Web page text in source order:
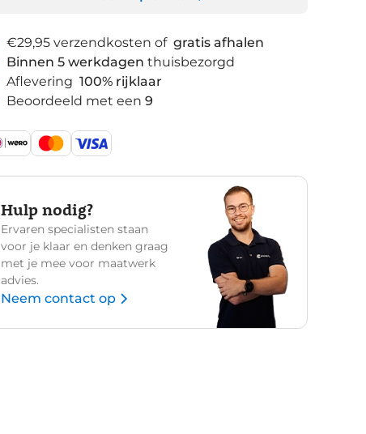
€29,95 verzendkosten of gratis afhalen
Binnen 5 werkdagen thuisbezorgd
Aflevering 100% rijklaar
Beoordeeld met een 9
Hulp nodig?
Ervaren specialisten staan
voor je klaar en denken graag
met je mee voor maatwerk
advies.
Neem contact op